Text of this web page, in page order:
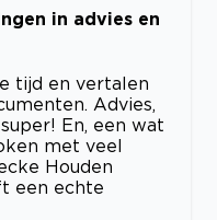
in advies en
tijd en vertalen
Advies,
En, een wat
met veel
Houden
een echte